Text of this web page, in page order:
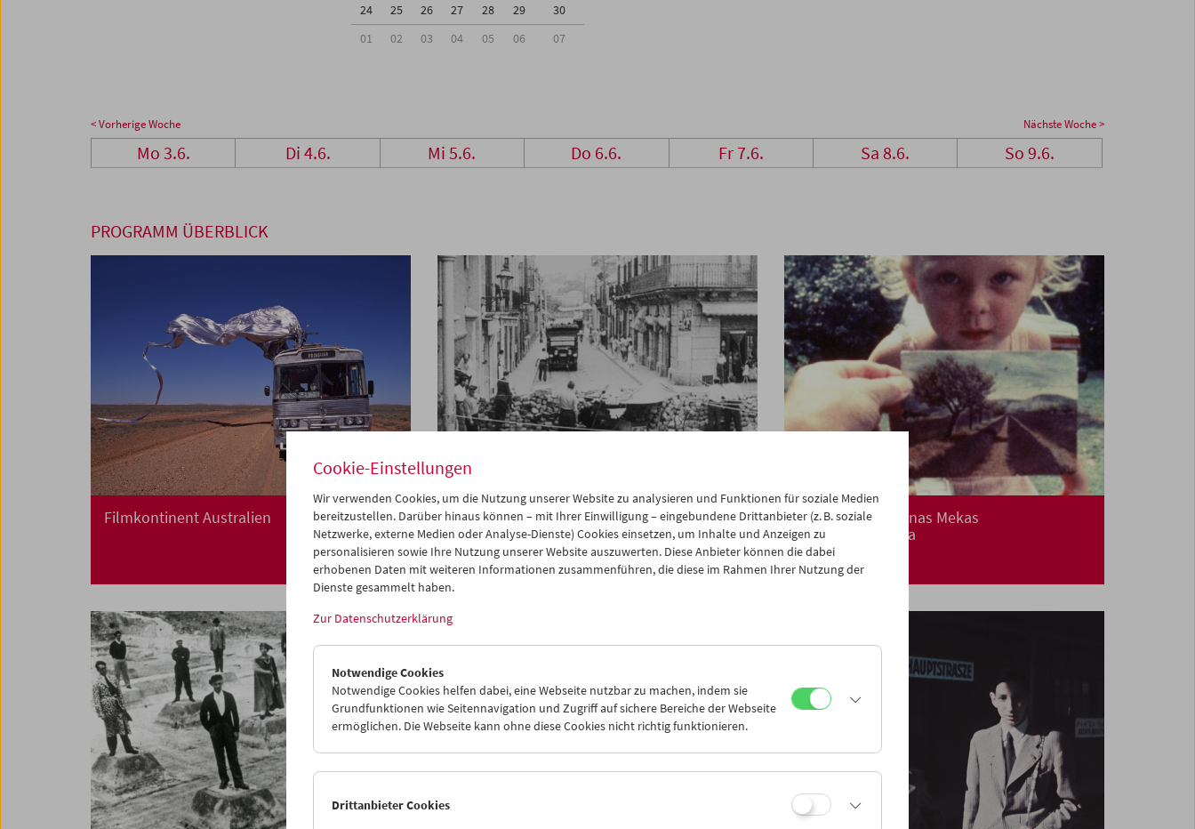
24
25 26 27 28 29
30
01
02 03 04 05 06 07
< Vorherige Woche Nächste Woche >
Mo 3.6. Di 4.6. Mi 5.6. Do 6.6. Fr 7.6. Sa 8.6. So 9.6.
PROGRAMM ÜBERBLICK
Filmkontinent Australien Henri Cartier-Bresson
In memoriam Jonas Mekas
Mit Peter Kubelka
Cookie-Einstellungen
Wir verwenden Cookies, um die Nutzung unserer Website zu analysieren und Funktionen für soziale Medien
bereitzustellen. Darüber hinaus können – mit Ihrer Einwilligung – eingebundene Drittanbieter (z. B. soziale
Netzwerke, externe Medien oder Analyse-Dienste) Cookies einsetzen, um Inhalte und Anzeigen zu
personalisieren sowie Ihre Nutzung unserer Website auszuwerten. Diese Anbieter können die dabei
erhobenen Daten mit weiteren Informationen zusammenführen, die diese im Rahmen Ihrer Nutzung der
Dienste gesammelt haben.
Zur Datenschutzerklärung
Notwendige Cookies
Notwendige Cookies helfen dabei, eine Webseite nutzbar zu machen, indem sie
Grundfunktionen wie Seitennavigation und Zugriff auf sichere Bereiche der Webseite
ermöglichen. Die Webseite kann ohne diese Cookies nicht richtig funktionieren.
Drittanbieter Cookies